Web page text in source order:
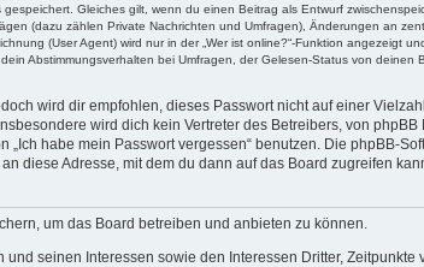
Gleiches gilt, wenn du einen Beitrag als Entwurf
(dazu zählen Private Nachrichten und Umfragen), Änderungen an
(User Agent) wird nur in der „Wer ist online?“-Funktion angezeigt
Abstimmungsverhalten bei Umfragen, der Gelesen-Status von deinen
wird dir empfohlen, dieses Passwort nicht auf einer
wird dich kein Vertreter des Betreibers, von
habe mein Passwort vergessen“ benutzen. Die phpBB-
diese Adresse, mit dem du dann auf das Board zugreifen
um das Board betreiben und anbieten zu können.
seinen Interessen sowie den Interessen Dritter, Zeitpunkte